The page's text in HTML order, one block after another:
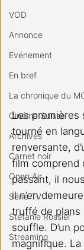
VOD
Annonce
Evénement
En bref
La chronique du
Cinéma Suisse
Archives
Carnet noir
Open Air
Série TV
Stéfanie Rossier
Streaming
Les premières
tourné en
renversante,
film comprend
passant, il
il n’en
truffé de plans
souffle. D’un
magnifique.